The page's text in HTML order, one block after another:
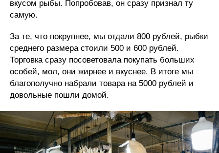
вкусом рыбы. Попробовав, он сразу признал ту
самую.
За те, что покрупнее, мы отдали 800 рублей, рыбки
среднего размера стоили 500 и 600 рублей.
Торговка сразу посоветовала покупать больших
особей, мол, они жирнее и вкуснее. В итоге мы
благополучно набрали товара на 5000 рублей и
довольные пошли домой.